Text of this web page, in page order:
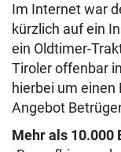
Im Internet war
kürzlich auf ein
ein Oldtimer-
Tiroler offenbar
hierbei um einen
Angebot
Mehr als 10.000